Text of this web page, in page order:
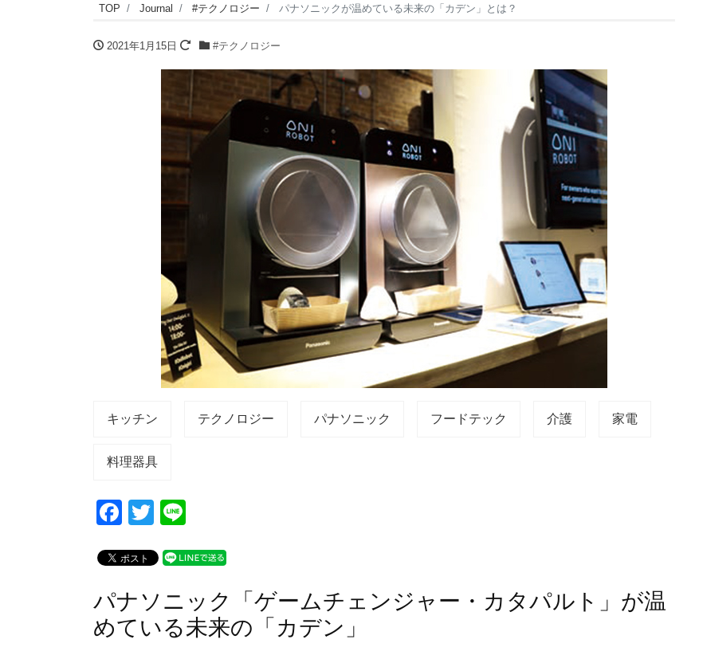
TOP Journal #テクノロジー パナソニックが温めている未来の「カデン」とは？
2021年1月15日 #テクノロジー
キッチン テクノロジー パナソニック フードテック 介護 家電
料理器具
F
c
e
b
o
T
tt
er
e
パナソニック「ゲームチェンジャー・カタパルト」が温
めている未来の「カデン」